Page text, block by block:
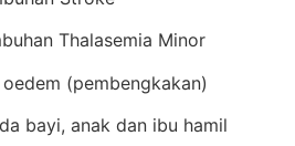
Thalasemia Minor
(pembengkakan)
bayi, anak dan ibu hamil